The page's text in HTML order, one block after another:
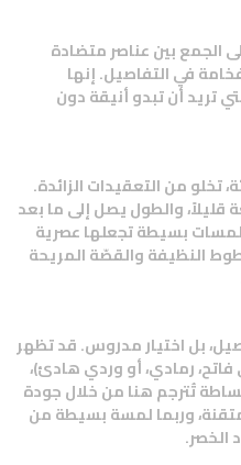
الجمع بين عناصر متضادة
في التفاصيل. إنها
تريد أن تبدو أنيقة دون
تخلو من التعقيدات الزائدة.
والطول يصل إلى ما بعد
لمسات بسيطة تجعلها عصرية
النظيفة والقصّة المريحة
بل اختيار مدروس. قد تظهر
فاتح، رمادي، أو وردي هادئ)،
تُترجم هنا من خلال جودة
وربما لمسة بسيطة من
الخصر.